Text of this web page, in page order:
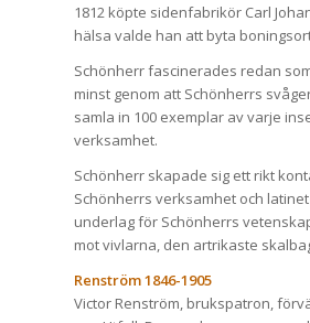
1812 köpte sidenfabrikör Carl
hälsa valde han att byta
Schönherr fascinerades redan
minst genom att Schönherrs
samla in 100 exemplar av varje
verksamhet.
Schönherr skapade sig ett rikt
Schönherrs verksamhet och
underlag för Schönherrs
mot vivlarna, den artrikaste
Renström 1846-1905
Victor Renström, brukspatron,